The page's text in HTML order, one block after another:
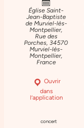
Église Saint-
Jean-Baptiste
de Murviel-lès-
Montpellier,
Rue des
Porches, 34570
Murviel-lès-
Montpellier,
France
Ouvrir
dans
l’application
concert